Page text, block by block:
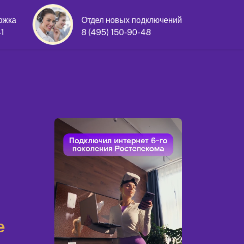
Отдел новых подключений
8 (495) 150-90-48